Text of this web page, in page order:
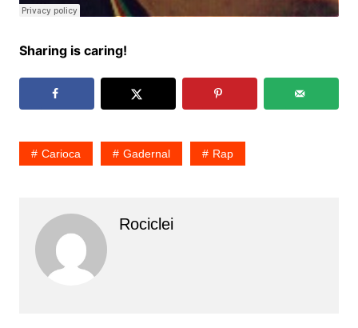
Sharing is caring!
Carioca Gadernal Rap
Rociclei